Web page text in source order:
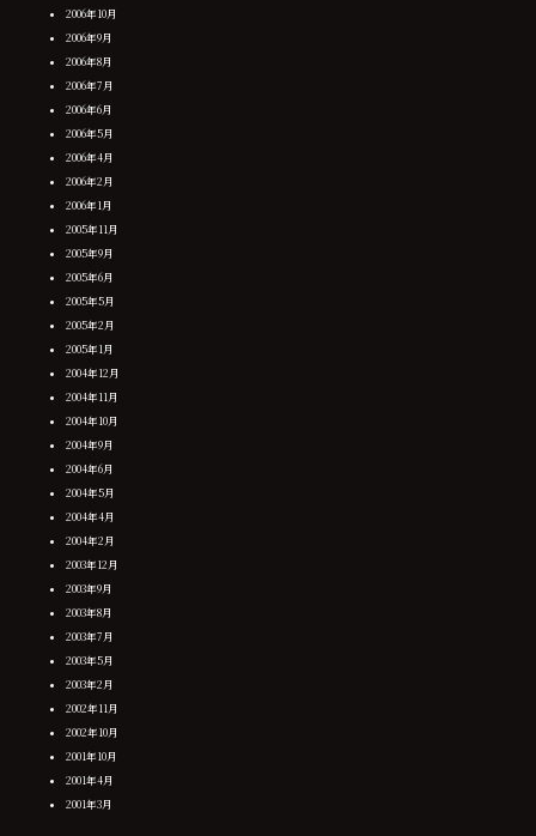
2006年10月
2006年9月
2006年8月
2006年7月
2006年6月
2006年5月
2006年4月
2006年2月
2006年1月
2005年11月
2005年9月
2005年6月
2005年5月
2005年2月
2005年1月
2004年12月
2004年11月
2004年10月
2004年9月
2004年6月
2004年5月
2004年4月
2004年2月
2003年12月
2003年9月
2003年8月
2003年7月
2003年5月
2003年2月
2002年11月
2002年10月
2001年10月
2001年4月
2001年3月